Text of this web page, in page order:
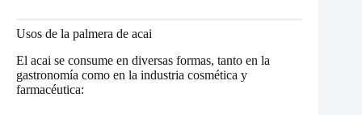
Usos de la palmera de acai
El acai se consume en diversas formas, tanto en la
gastronomía como en la industria cosmética y
farmacéutica: